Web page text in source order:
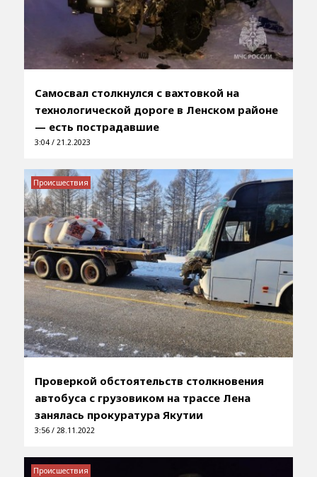
Самосвал столкнулся с вахтовкой на
технологической дороге в Ленском районе
— есть пострадавшие
3:04 / 21.2.2023
Проверкой обстоятельств столкновения
автобуса с грузовиком на трассе Лена
занялась прокуратура Якутии
3:56 / 28.11.2022
Происшествия
Происшествия